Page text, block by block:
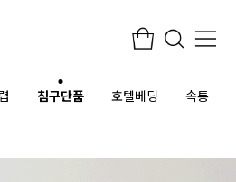
침구단품 호텔베딩 속통